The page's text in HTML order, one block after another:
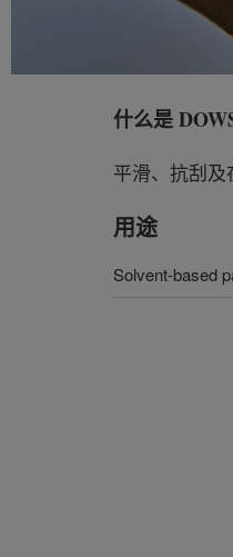
什么是
平滑、抗刮
用途
Solvent-based